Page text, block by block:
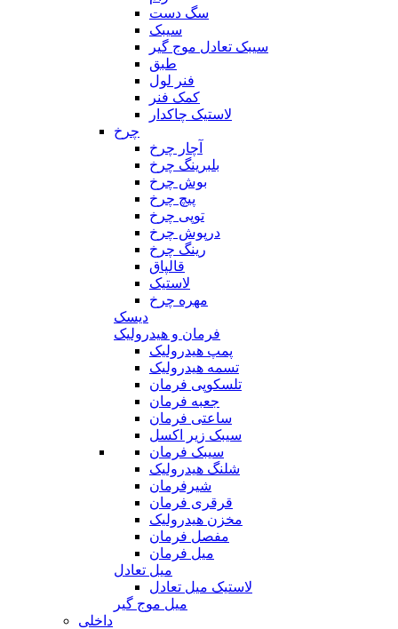
سگ دست
سیبک
سیبک تعادل موج گیر
طبق
فنر لول
کمک فنر
لاستیک چاکدار
چرخ
آچار چرخ
بلبرینگ چرخ
بوش چرخ
پیچ چرخ
توپی چرخ
درپوش چرخ
رینگ چرخ
قالپاق
لاستیک
مهره چرخ
دیسک
فرمان و هیدرولیک
پمپ هیدرولیک
تسمه هیدرولیک
تلسکوپی فرمان
جعبه فرمان
ساعتی فرمان
سیبک زیر اکسل
سیبک فرمان
شلنگ هیدرولیک
شیرفرمان
قرقری فرمان
مخزن هیدرولیک
مفصل فرمان
میل فرمان
میل تعادل
لاستیک میل تعادل
میل موج گیر
داخلی